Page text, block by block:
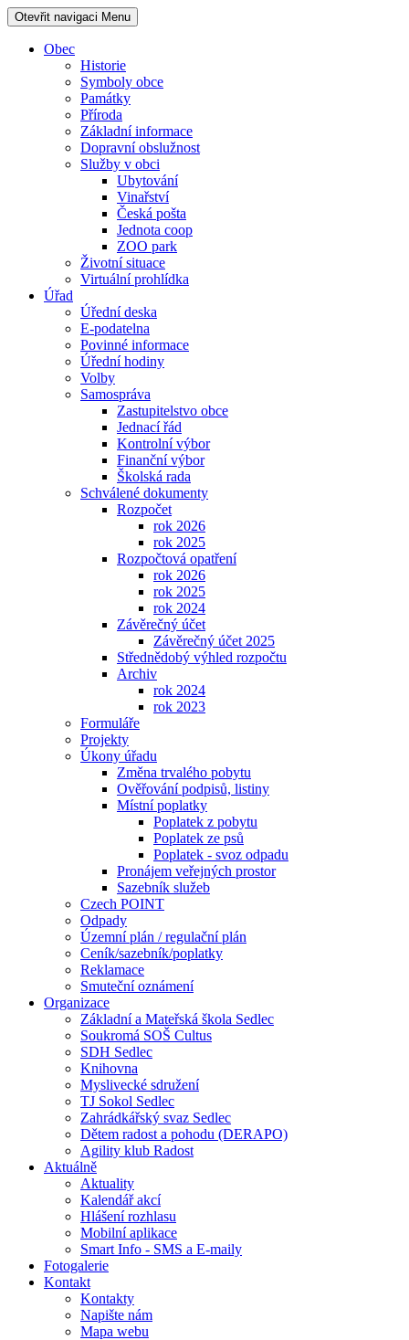
Otevřit navigaci Menu
Obec
Historie
Symboly obce
Památky
Příroda
Základní informace
Dopravní obslužnost
Služby v obci
Ubytování
Vinařství
Česká pošta
Jednota coop
ZOO park
Životní situace
Virtuální prohlídka
Úřad
Úřední deska
E-podatelna
Povinné informace
Úřední hodiny
Volby
Samospráva
Zastupitelstvo obce
Jednací řád
Kontrolní výbor
Finanční výbor
Školská rada
Schválené dokumenty
Rozpočet
rok 2026
rok 2025
Rozpočtová opatření
rok 2026
rok 2025
rok 2024
Závěrečný účet
Závěrečný účet 2025
Střednědobý výhled rozpočtu
Archiv
rok 2024
rok 2023
Formuláře
Projekty
Úkony úřadu
Změna trvalého pobytu
Ověřování podpisů, listiny
Místní poplatky
Poplatek z pobytu
Poplatek ze psů
Poplatek - svoz odpadu
Pronájem veřejných prostor
Sazebník služeb
Czech POINT
Odpady
Územní plán / regulační plán
Ceník/sazebník/poplatky
Reklamace
Smuteční oznámení
Organizace
Základní a Mateřská škola Sedlec
Soukromá SOŠ Cultus
SDH Sedlec
Knihovna
Myslivecké sdružení
TJ Sokol Sedlec
Zahrádkářský svaz Sedlec
Dětem radost a pohodu (DERAPO)
Agility klub Radost
Aktuálně
Aktuality
Kalendář akcí
Hlášení rozhlasu
Mobilní aplikace
Smart Info - SMS a E-maily
Fotogalerie
Kontakt
Kontakty
Napište nám
Mapa webu